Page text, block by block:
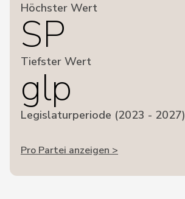
Höchster Wert
SP
Tiefster Wert
glp
Legislaturperiode (2023 - 2027)
Pro Partei anzeigen >